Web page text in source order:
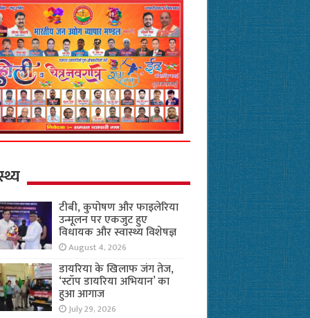
टीबी, कुपोषण और फाइलेरिया
उन्मूलन पर एकजुट हुए
विधायक और स्वास्थ्य विशेषज्ञ
August 4, 2026
डायरिया के खिलाफ जंग तेज,
‘स्टॉप डायरिया अभियान’ का
हुआ आगाज
July 29, 2026